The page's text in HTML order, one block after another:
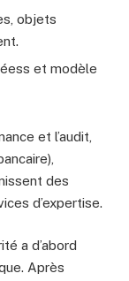
objets
et modèle
et l’audit,
des
d’expertise.
a d’abord
Après